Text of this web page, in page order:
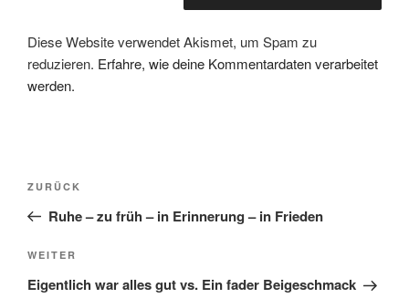
Diese Website verwendet Akismet, um Spam zu
reduzieren. Erfahre, wie deine Kommentardaten verarbeitet
werden.
Beitragsnavigation
Vorheriger
Beitrag
ZURÜCK
Ruhe – zu früh – in Erinnerung – in Frieden
Nächster
Beitrag
WEITER
Eigentlich war alles gut vs. Ein fader Beigeschmack